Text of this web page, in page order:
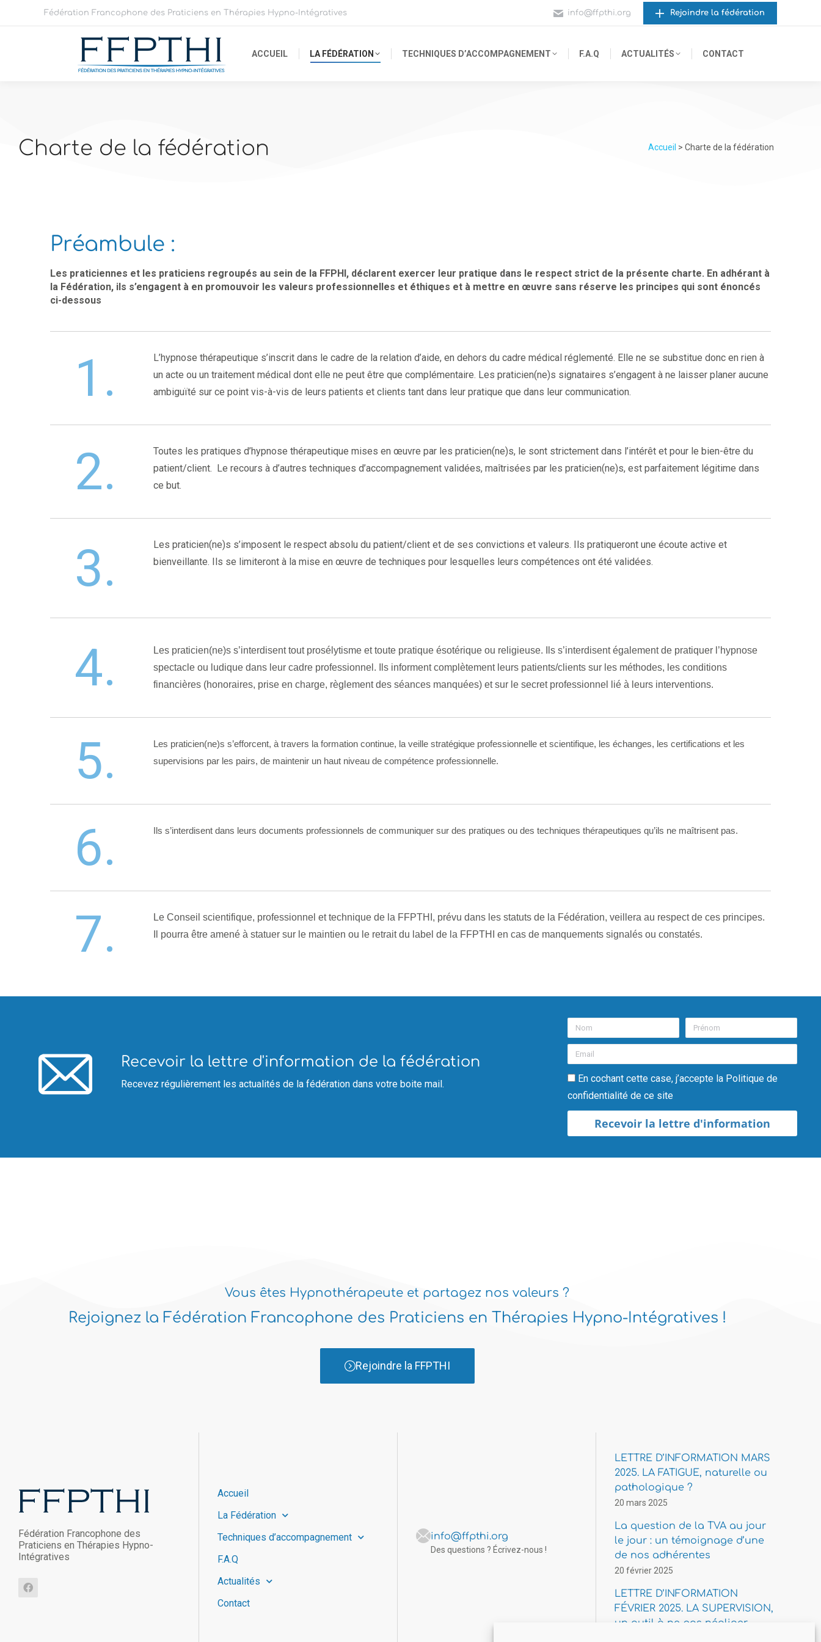
Fédération Francophone des Praticiens en Thérapies Hypno-Intégratives info@ffpthi.org Rejoindre la fédération
ACCUEIL LA FÉDÉRATION TECHNIQUES D’ACCOMPAGNEMENT F.A.Q ACTUALITÉS CONTACT
Charte de la fédération Accueil > Charte de la fédération
Préambule :
Les praticiennes et les praticiens regroupés au sein de la FFPHI, déclarent exercer leur pratique dans le respect strict de la présente charte. En adhérant à
la Fédération, ils s’engagent à en promouvoir les valeurs professionnelles et éthiques et à mettre en œuvre sans réserve les principes qui sont énoncés
ci-dessous
1.
L’hypnose thérapeutique s’inscrit dans le cadre de la relation d’aide, en dehors du cadre médical réglementé. Elle ne se substitue donc en rien à
un acte ou un traitement médical dont elle ne peut être que complémentaire. Les praticien(ne)s signataires s’engagent à ne laisser planer aucune
ambiguïté sur ce point vis-à-vis de leurs patients et clients tant dans leur pratique que dans leur communication.
2.
Toutes les pratiques d’hypnose thérapeutique mises en œuvre par les praticien(ne)s, le sont strictement dans l’intérêt et pour le bien-être du
patient/client. Le recours à d’autres techniques d’accompagnement validées, maîtrisées par les praticien(ne)s, est parfaitement légitime dans
ce but.
3.
Les praticien(ne)s s’imposent le respect absolu du patient/client et de ses convictions et valeurs. Ils pratiqueront une écoute active et
bienveillante. Ils se limiteront à la mise en œuvre de techniques pour lesquelles leurs compétences ont été validées.
4.
Les praticien(ne)s s’interdisent tout prosélytisme et toute pratique ésotérique ou religieuse. Ils s’interdisent également de pratiquer l’hypnose
spectacle ou ludique dans leur cadre professionnel. Ils informent complètement leurs patients/clients sur les méthodes, les conditions
financières (honoraires, prise en charge, règlement des séances manquées) et sur le secret professionnel lié à leurs interventions.
5.
Les praticien(ne)s s’efforcent, à travers la formation continue, la veille stratégique professionnelle et scientifique, les échanges, les certifications et les
supervisions par les pairs, de maintenir un haut niveau de compétence professionnelle.
6. Ils s’interdisent dans leurs documents professionnels de communiquer sur des pratiques ou des techniques thérapeutiques qu’ils ne maîtrisent pas.
7.
Le Conseil scientifique, professionnel et technique de la FFPTHI, prévu dans les statuts de la Fédération, veillera au respect de ces principes.
Il pourra être amené à statuer sur le maintien ou le retrait du label de la FFPTHI en cas de manquements signalés ou constatés.
Recevoir la lettre d'information de la fédération
Recevez régulièrement les actualités de la fédération dans votre boite mail.
En cochant cette case, j’accepte la Politique de
confidentialité de ce site
Recevoir la lettre d'information
Vous êtes Hypnothérapeute et partagez nos valeurs ?
Rejoignez la Fédération Francophone des Praticiens en Thérapies Hypno-Intégratives !
Rejoindre la FFPTHI
Fédération Francophone des
Praticiens en Thérapies Hypno-
Intégratives
Accueil
La Fédération
Techniques d’accompagnement
F.A.Q
Actualités
Contact
info@ffpthi.org
Des questions ? Écrivez-nous !
LETTRE D’INFORMATION MARS
2025. LA FATIGUE, naturelle ou
pathologique ?
20 mars 2025
La question de la TVA au jour
le jour : un témoignage d’une
de nos adhérentes
20 février 2025
LETTRE D’INFORMATION
FÉVRIER 2025. LA SUPERVISION,
un outil à ne pas négliger.